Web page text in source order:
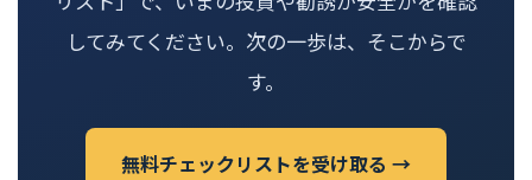
してみてください。次の一歩は、そこからで
す。
無料チェックリストを受け取る →